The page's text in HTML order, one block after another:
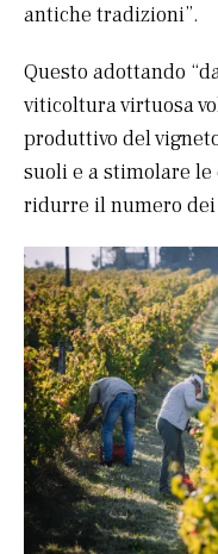
antiche tradizioni”.
Questo adottando
viticoltura virtuosa
produttivo del
suoli e a stimolare
ridurre il numero